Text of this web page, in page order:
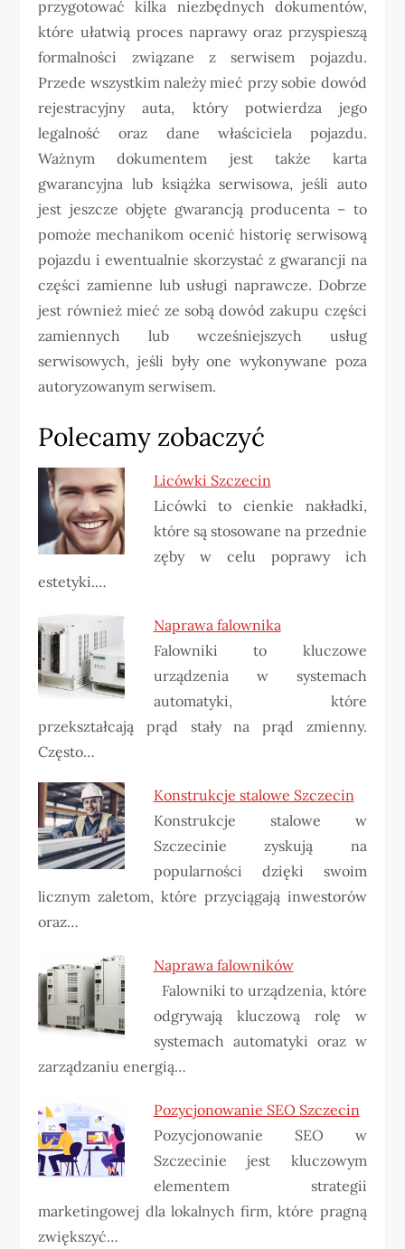
przygotować kilka niezbędnych dokumentów,
które ułatwią proces naprawy oraz przyspieszą
formalności związane z serwisem pojazdu.
Przede wszystkim należy mieć przy sobie dowód
rejestracyjny auta, który potwierdza jego
legalność oraz dane właściciela pojazdu.
Ważnym dokumentem jest także karta
gwarancyjna lub książka serwisowa, jeśli auto
jest jeszcze objęte gwarancją producenta – to
pomoże mechanikom ocenić historię serwisową
pojazdu i ewentualnie skorzystać z gwarancji na
części zamienne lub usługi naprawcze. Dobrze
jest również mieć ze sobą dowód zakupu części
zamiennych lub wcześniejszych usług
serwisowych, jeśli były one wykonywane poza
autoryzowanym serwisem.
Polecamy zobaczyć
Licówki Szczecin
Licówki to cienkie nakładki,
które są stosowane na przednie
zęby w celu poprawy ich
estetyki.…
Naprawa falownika
Falowniki to kluczowe
urządzenia w systemach
automatyki, które
przekształcają prąd stały na prąd zmienny.
Często…
Konstrukcje stalowe Szczecin
Konstrukcje stalowe w
Szczecinie zyskują na
popularności dzięki swoim
licznym zaletom, które przyciągają inwestorów
oraz…
Naprawa falowników
Falowniki to urządzenia, które
odgrywają kluczową rolę w
systemach automatyki oraz w
zarządzaniu energią…
Pozycjonowanie SEO Szczecin
Pozycjonowanie SEO w
Szczecinie jest kluczowym
elementem strategii
marketingowej dla lokalnych firm, które pragną
zwiększyć…